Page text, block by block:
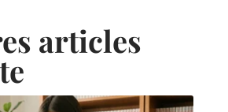
articles